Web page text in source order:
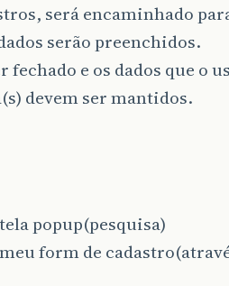
será encaminhado
serão preenchidos.
fechado e os dados que o
devem ser mantidos.
popup(pesquisa)
form de